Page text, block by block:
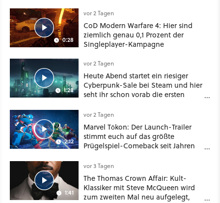
0:28
vor 2 Tagen
CoD Modern Warfare 4: Hier sind
ziemlich genau 0,1 Prozent der
Singleplayer-Kampagne
1:28
vor 2 Tagen
Heute Abend startet ein riesiger
Cyberpunk-Sale bei Steam und hier
seht ihr schon vorab die ersten
2:12
vor 2 Tagen
Marvel Tōkon: Der Launch-Trailer
stimmt euch auf das größte
Prügelspiel-Comeback seit Jahren
1:41
vor 3 Tagen
The Thomas Crown Affair: Kult-
Klassiker mit Steve McQueen wird
zum zweiten Mal neu aufgelegt,